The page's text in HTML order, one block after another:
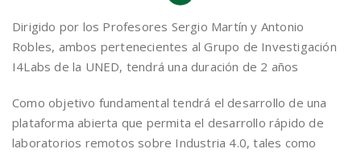
Dirigido por los Profesores Sergio Martín y Antonio
Robles, ambos pertenecientes al Grupo de Investigación
I4Labs de la UNED, tendrá una duración de 2 años
Como objetivo fundamental tendrá el desarrollo de una
plataforma abierta que permita el desarrollo rápido de
laboratorios remotos sobre Industria 4.0, tales como